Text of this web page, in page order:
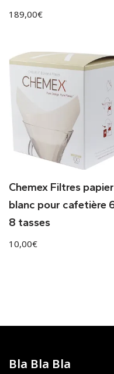
189,00€
Chemex Filtres papier
blanc pour cafetière
8 tasses
10,00€
Bla Bla Bla